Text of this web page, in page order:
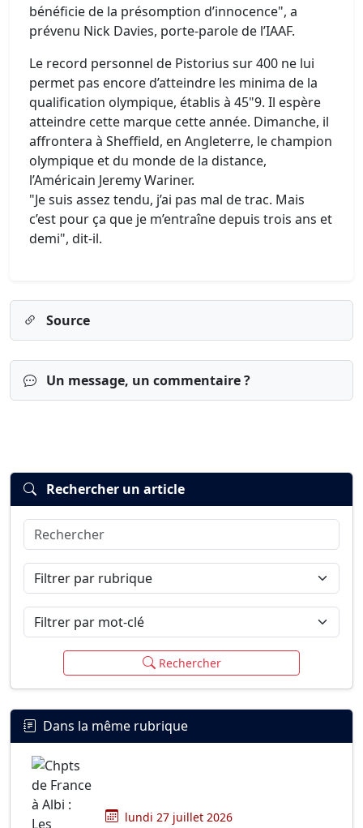
bénéficie de la présomption d’innocence", a
prévenu Nick Davies, porte-parole de l’IAAF.
Le record personnel de Pistorius sur 400 ne lui
permet pas encore d’atteindre les minima de la
qualification olympique, établis à 45"9. Il espère
atteindre cette marque cette année. Dimanche, il
affrontera à Sheffield, en Angleterre, le champion
olympique et du monde de la distance,
l’Américain Jeremy Wariner.
"Je suis assez tendu, j’ai pas mal de trac. Mais
c’est pour ça que je m’entraîne depuis trois ans et
demi", dit-il.
Source
Un message, un commentaire ?
Connexion
Rechercher un article
Rechercher
Filtrer par rubrique
Filtrer par mot-clé
Rechercher
Dans la même rubrique
lundi 27 juillet 2026